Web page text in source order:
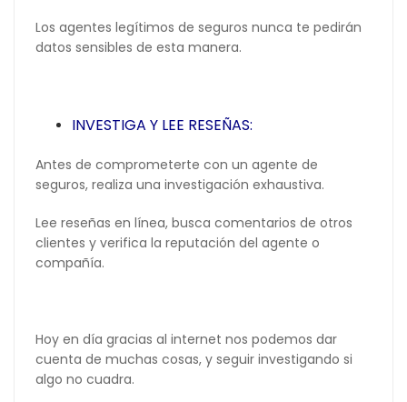
Los agentes legítimos de seguros nunca te pedirán
datos sensibles de esta manera.
INVESTIGA Y LEE RESEÑAS:
Antes de comprometerte con un agente de
seguros, realiza una investigación exhaustiva.
Lee reseñas en línea, busca comentarios de otros
clientes y verifica la reputación del agente o
compañía.
Hoy en día gracias al internet nos podemos dar
cuenta de muchas cosas, y seguir investigando si
algo no cuadra.